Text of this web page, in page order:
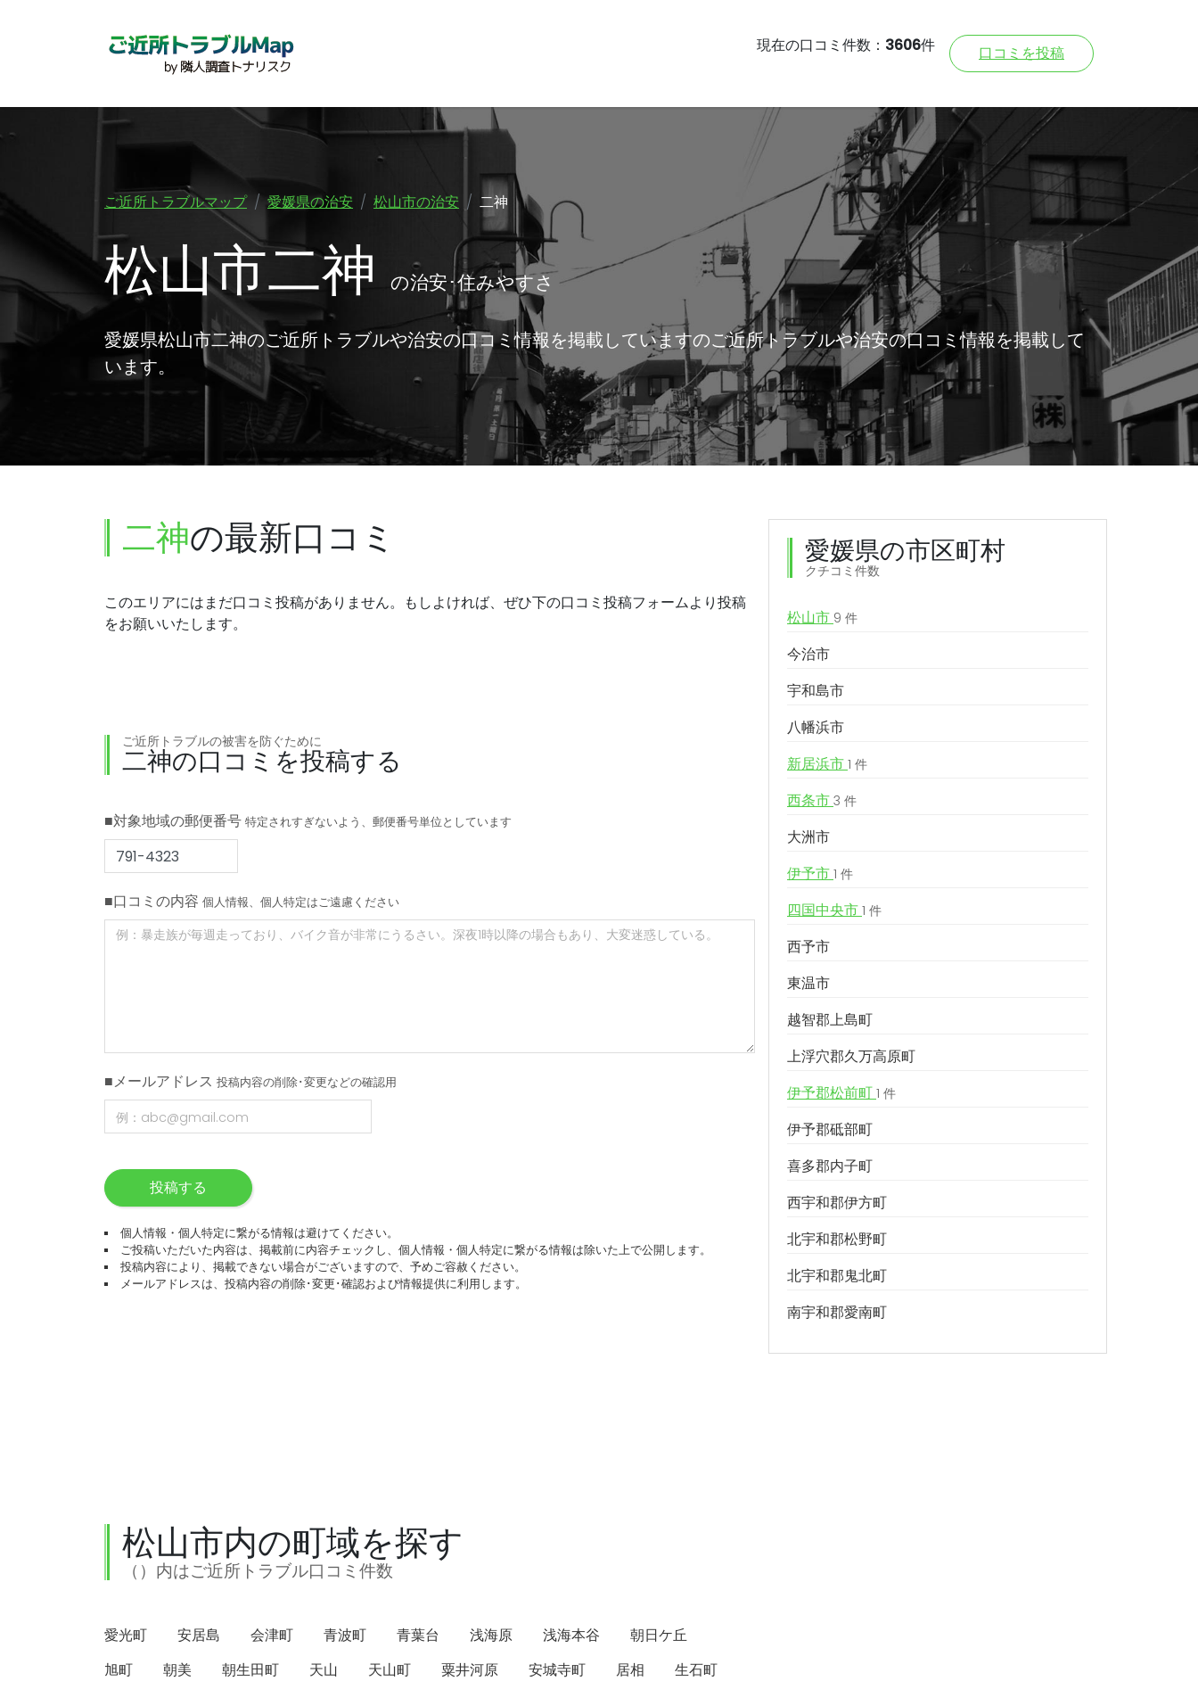
現在の口コミ件数： 3606件 口コミを投稿
ご近所トラブルマップ 愛媛県の治安 松山市の治安 二神
松山市二神 の治安･住みやすさ
愛媛県松山市二神のご近所トラブルや治安の口コミ情報を掲載していますのご近所トラブルや治安の口コミ情報を掲載して
います。
二神の最新口コミ
このエリアにはまだ口コミ投稿がありません。もしよければ、ぜひ下の口コミ投稿フォームより投稿
をお願いいたします。
ご近所トラブルの被害を防ぐために
二神の口コミを投稿する
■対象地域の郵便番号 特定されすぎないよう、郵便番号単位としています
■口コミの内容 個人情報、個人特定はご遠慮ください
■メールアドレス 投稿内容の削除･変更などの確認用
投稿する
個人情報・個人特定に繋がる情報は避けてください。
ご投稿いただいた内容は、掲載前に内容チェックし、個人情報・個人特定に繋がる情報は除いた上で公開します。
投稿内容により、掲載できない場合がございますので、予めご容赦ください。
メールアドレスは、投稿内容の削除･変更･確認および情報提供に利用します。
松山市内の町域を探す
（）内はご近所トラブル口コミ件数
愛光町 安居島 会津町 青波町 青葉台 浅海原 浅海本谷
朝日ケ丘
旭町
朝美 朝生田町 天山 天山町 粟井河原 安城寺町 居相
生石町
愛媛県の市区町村
クチコミ件数
松山市 9 件
今治市
宇和島市
八幡浜市
新居浜市 1 件
西条市 3 件
大洲市
伊予市 1 件
四国中央市 1 件
西予市
東温市
越智郡上島町
上浮穴郡久万高原町
伊予郡松前町 1 件
伊予郡砥部町
喜多郡内子町
西宇和郡伊方町
北宇和郡松野町
北宇和郡鬼北町
南宇和郡愛南町